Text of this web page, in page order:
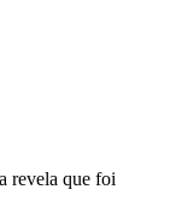
revela que foi